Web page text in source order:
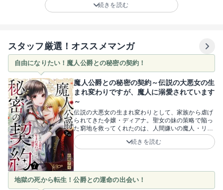
が難しくないかな？」と悩む親御さんも多いはず。そこで今回は、低学年か
ら楽しめる読みやすい作品や、学習の助けになる名作まで、小学生に今こそ
続きを読む
スタッフ厳選！オススメマンガ
自由になりたい！魔人公爵との秘密の契約！
魔人公爵との秘密の契約～伝説の大悪女の生
まれ変わりですが、魔人に溺愛されています
～
伝説の大悪女の生まれ変わりとして、家族から虐げ
られてきた令嬢・ディアナ。聖女の妹の策略で陥っ
た窮地を救ってくれたのは、人間嫌いの魔人・リル
バーン公爵でした！彼と秘密の契約を交わしたディ
アナの運命は……？聖女だともてはやされる妹・オ
願わずにはいられません。一方、人間嫌いな魔界の
貴族・リルバーン公爵。ディアナを助けてそのまま
続きを読む
地獄の死から転生！公爵との運命の出会い！